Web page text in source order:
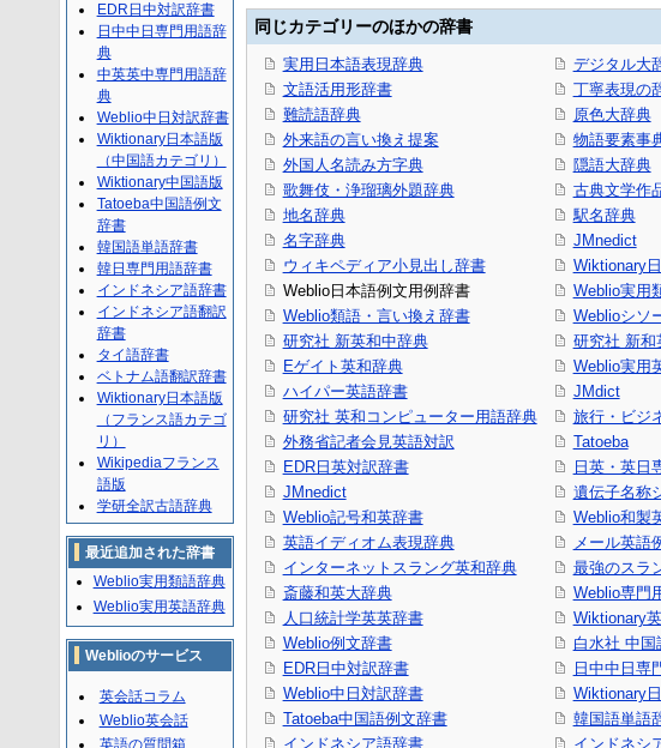
同じカテゴリーのほかの辞書
実用日本語表現辞典
文語活用形辞書
難読語辞典
外来語の言い換え提案
外国人名読み方字典
歌舞伎・浄瑠璃外題辞典
地名辞典
名字辞典
ウィキペディア小見出し辞書
Weblio日本語例文用例辞書
Weblio類語・言い換え辞書
研究社 新英和中辞典
Eゲイト英和辞典
ハイパー英語辞書
研究社 英和コンピューター用語辞典
外務省記者会見英語対訳
EDR日英対訳辞書
JMnedict
Weblio記号和英辞書
英語イディオム表現辞典
インターネットスラング英和辞典
斎藤和英大辞典
人口統計学英英辞書
Weblio例文辞書
EDR日中対訳辞書
Weblio中日対訳辞書
Tatoeba中国語例文辞書
インドネシア語辞書
デジタル大
丁寧表現の
原色大辞典
物語要素事
隠語大辞典
古典文学作
駅名辞典
JMnedict
Wiktionary
Weblio実用
Weblioシソ
研究社 新和
Weblio実用
JMdict
旅行・ビジ
Tatoeba
日英・英日
遺伝子名称
Weblio和製
メール英語
最強のスラ
Weblio専門
Wiktionary
白水社 中国
日中中日専
Wiktionary
韓国語単語
インドネシ
EDR日中対訳辞書
日中中日専門用語辞
典
中英英中専門用語辞
典
Weblio中日対訳辞書
Wiktionary日本語版
（中国語カテゴリ）
Wiktionary中国語版
Tatoeba中国語例文
辞書
韓国語単語辞書
韓日専門用語辞書
インドネシア語辞書
インドネシア語翻訳
辞書
タイ語辞書
ベトナム語翻訳辞書
Wiktionary日本語版
（フランス語カテゴ
リ）
Wikipediaフランス
語版
学研全訳古語辞典
最近追加された辞書
Weblio実用類語辞典
Weblio実用英語辞典
Weblioのサービス
英会話コラム
Weblio英会話
英語の質問箱